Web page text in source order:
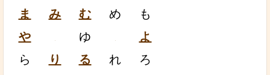
ま
み む め
も
や
ゆ
よ
ら
り る れ
ろ